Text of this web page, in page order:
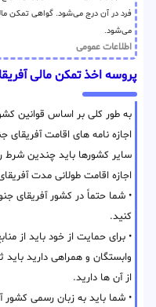
فرد در آن درج می‌شود. گواهی تمکن
می‌شود.
اطلاعات عمومی
پروسه اخذ تمکن مالی
به طور کلی بر اساس قوانین
اجازه نامه های اقامت آفریقای
سایر کشورها باید چندین شرط
اجازه اقامت طولانی مدت
کنید.
• برای حمایت از خود باید از
وابستگان و همراهی دارید
از آن ها دارید.
• شما باید به زبان رسمی کشور